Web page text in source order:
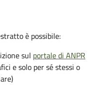
è possibile:
sul portale di ANPR
e solo per sé stessi o